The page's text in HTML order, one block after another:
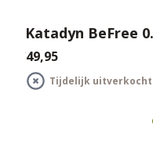
Katadyn BeFree
€49,95
Tijdelijk uitverkocht